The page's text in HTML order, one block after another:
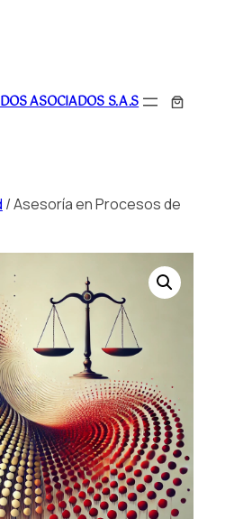
ASOCIADOS S.A.S
/ Asesoría en Procesos de